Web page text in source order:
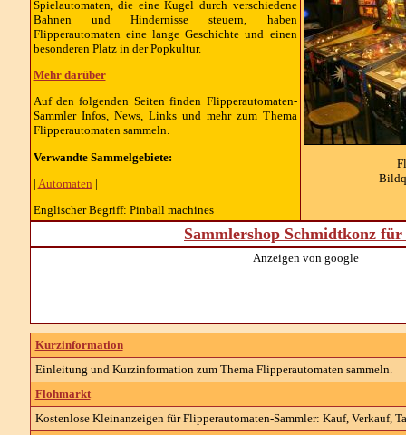
Spielautomaten, die eine Kugel durch verschiedene
Bahnen und Hindernisse steuern, haben
Flipperautomaten eine lange Geschichte und einen
besonderen Platz in der Popkultur.
Mehr darüber
Auf den folgenden Seiten finden Flipperautomaten-
Sammler Infos, News, Links und mehr zum Thema
Flipperautomaten sammeln.
Verwandte Sammelgebiete:
| Automaten |
Englischer Begriff: Pinball machines
Sammlershop Schmidtkonz
Anzeigen von google
Kurzinformation
Einleitung und Kurzinformation zum Thema Flipperautomaten sammeln.
Flohmarkt
Kostenlose Kleinanzeigen für Flipperautomaten-Sammler: Kauf, Verkauf,